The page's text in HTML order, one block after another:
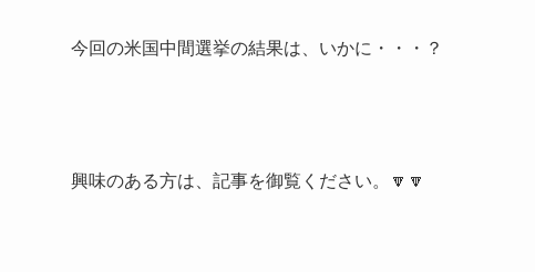
今回の米国中間選挙の結果は、いかに・・・？
興味のある方は、記事を御覧ください。🔽🔽